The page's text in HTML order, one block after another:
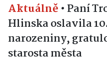
Aktuálně • Paní
Hlinska oslavila
narozeniny,
starosta města